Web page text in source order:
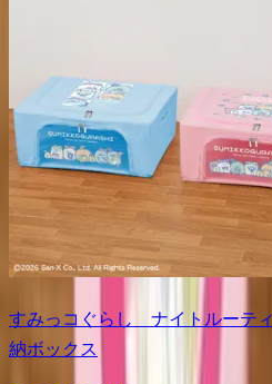
すみっコぐらし ナイトルーテ
納ボックス